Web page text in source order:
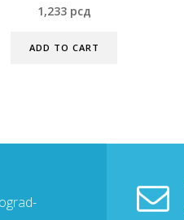
1,233 рсд
ADD TO CART